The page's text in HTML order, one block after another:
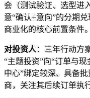
会（测试验证、选型进
意“确认+意向”的分期
商业化的核心前置条件。
对投资人 ：三年行动方
“主题投资”向“订单与
中心”绑定较深、具备
商，关注其后续订单执